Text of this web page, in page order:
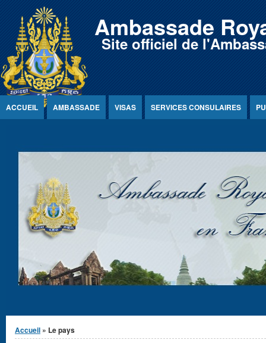
Jump to Content Ambassade
Site officiel de
ACCUEIL AMBASSADE VISAS SERVICES CONSULAIRES
Vous êtes ici
Accueil » Le pays